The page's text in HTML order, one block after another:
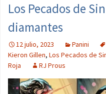
Los Pecados de
diamantes
12 julio, 2023 Panini
Kieron Gillen, Los Pecados de
Roja
RJ Prous